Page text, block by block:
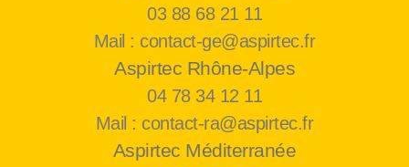
03 88 68 21 11
Mail : contact-ge@aspirtec.fr
Aspirtec Rhône-Alpes
04 78 34 12 11
Mail : contact-ra@aspirtec.fr
Aspirtec Méditerranée